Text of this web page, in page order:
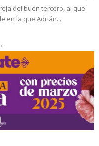
del buen tercero, al que
en la que Adrián...
-